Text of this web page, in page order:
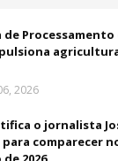
de
2026
o jornalista
para comparecer